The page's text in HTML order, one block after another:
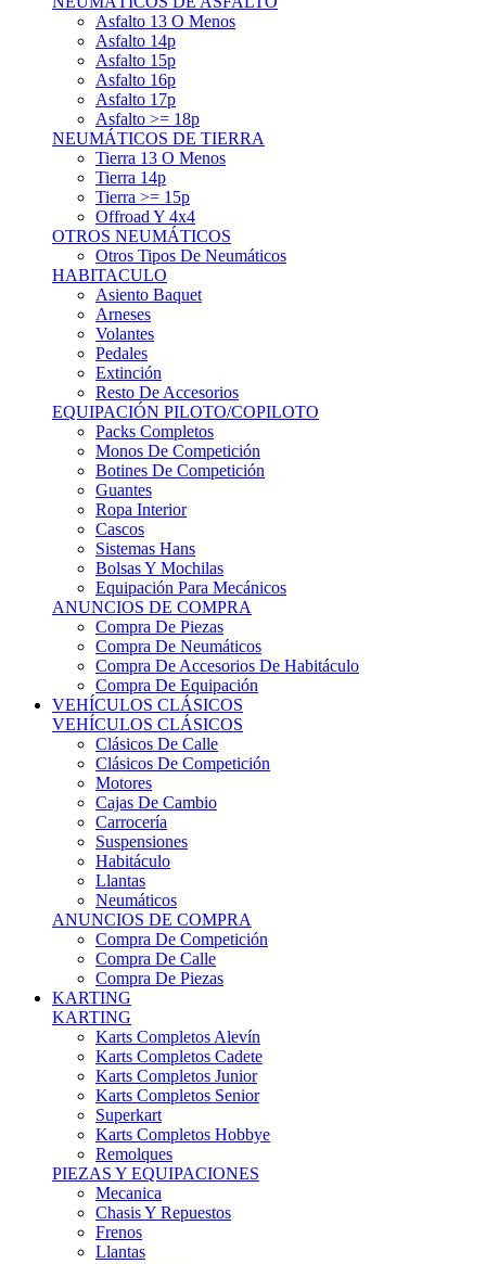
Asfalto 14p
Asfalto 15p
Asfalto 16p
Asfalto 17p
Asfalto >= 18p
NEUMÁTICOS DE TIERRA
Tierra 13 O Menos
Tierra 14p
Tierra >= 15p
Offroad Y 4x4
OTROS NEUMÁTICOS
Otros Tipos De Neumáticos
HABITACULO
Asiento Baquet
Arneses
Volantes
Pedales
Extinción
Resto De Accesorios
EQUIPACIÓN PILOTO/COPILOTO
Packs Completos
Monos De Competición
Botines De Competición
Guantes
Ropa Interior
Cascos
Sistemas Hans
Bolsas Y Mochilas
Equipación Para Mecánicos
ANUNCIOS DE COMPRA
Compra De Piezas
Compra De Neumáticos
Compra De Accesorios De Habitáculo
Compra De Equipación
VEHÍCULOS CLÁSICOS
VEHÍCULOS CLÁSICOS
Clásicos De Calle
Clásicos De Competición
Motores
Cajas De Cambio
Carrocería
Suspensiones
Habitáculo
Llantas
Neumáticos
ANUNCIOS DE COMPRA
Compra De Competición
Compra De Calle
Compra De Piezas
KARTING
KARTING
Karts Completos Alevín
Karts Completos Cadete
Karts Completos Junior
Karts Completos Senior
Superkart
Karts Completos Hobbye
Remolques
PIEZAS Y EQUIPACIONES
Mecanica
Chasis Y Repuestos
Frenos
Llantas
Neumáticos